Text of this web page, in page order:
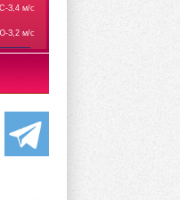
З,4 м/с
З,2 м/с